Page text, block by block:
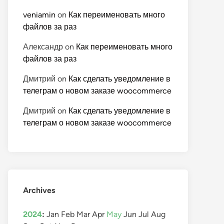
veniamin on Как переименовать много
файлов за раз
Александр on Как переименовать много
файлов за раз
Дмитрий on Как сделать уведомление в
телеграм о новом заказе woocommerce
Дмитрий on Как сделать уведомление в
телеграм о новом заказе woocommerce
Archives
2024: Jan Feb Mar Apr May Jun Jul Aug